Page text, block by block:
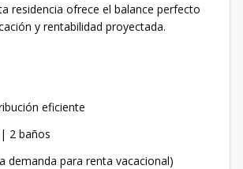
residencia ofrece el balance perfecto
y rentabilidad proyectada.
eficiente
2 baños
demanda para renta vacacional)